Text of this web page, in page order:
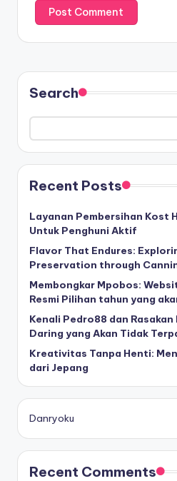
Search
Recent Posts
Layanan Pembersihan Kost
Untuk Penghuni Aktif
Flavor That Endures:
Preservation through
Membongkar Mpobos:
Resmi Pilihan tahun yang
Kenali Pedro88 dan
Daring yang Akan Tidak
Kreativitas Tanpa Henti:
dari Jepang
Danryoku
Recent Comments